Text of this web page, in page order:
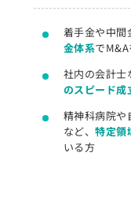
着手金や中間
金体系で
社内の会計士
のスピード成
精神科病院や
など、特定領
いる方